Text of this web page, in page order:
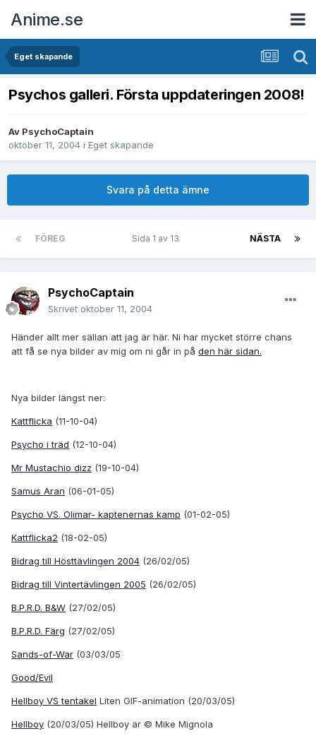
Anime.se
Eget skapande
Psychos galleri. Första uppdateringen 2008!
Av PsychoCaptain
oktober 11, 2004 i Eget skapande
Svara på detta ämne
FÖREG NÄSTA
Sida 1 av 13
PsychoCaptain
Skrivet oktober 11, 2004
Händer allt mer sällan att jag är här. Ni har mycket större chans
att få se nya bilder av mig om ni går in på den här sidan.
Nya bilder längst ner:
Kattflicka (11-10-04)
Psycho i träd (12-10-04)
Mr Mustachio dizz (19-10-04)
Samus Aran (06-01-05)
Psycho VS. Olimar- kaptenernas kamp (01-02-05)
Kattflicka2 (18-02-05)
Bidrag till Hösttävlingen 2004 (26/02/05)
Bidrag till Vintertävlingen 2005 (26/02/05)
B.P.R.D. B&W (27/02/05)
B.P.R.D. Färg (27/02/05)
Sands-of-War (03/03/05
Good/Evil
Hellboy VS tentakel Liten GIF-animation (20/03/05)
Hellboy (20/03/05) Hellboy är © Mike Mignola